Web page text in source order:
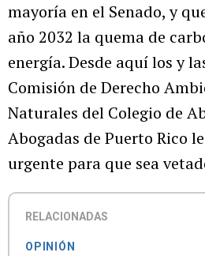
mayoría en el Senado, y
año 2032 la quema de
energía. Desde aquí los y
Comisión de Derecho
Naturales del Colegio de
Abogadas de Puerto Rico
urgente para que sea
RELACIONADAS
OPINIÓN